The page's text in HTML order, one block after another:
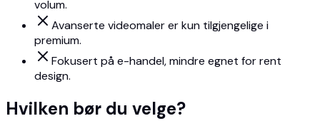
volum.
Avanserte videomaler er kun tilgjengelige i
premium.
Fokusert på e-handel, mindre egnet for rent
design.
Hvilken bør du velge?